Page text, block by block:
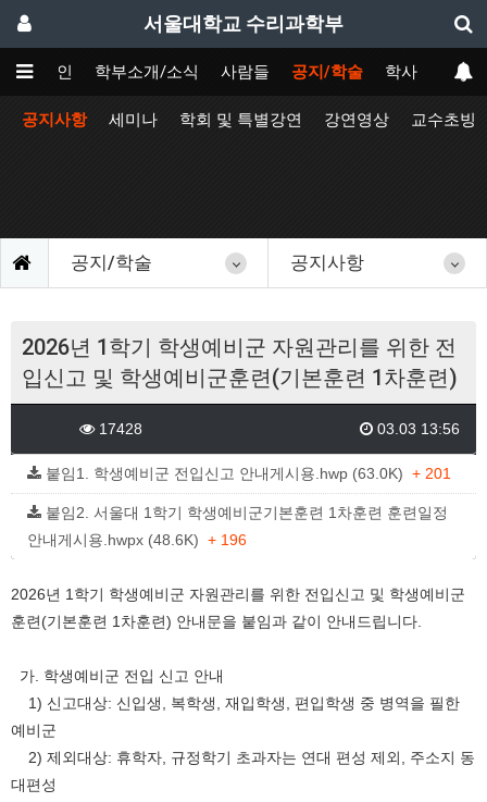
서울대학교 수리과학부
메인 학부소개/소식 사람들 공지/학술 학사
공지사항 세미나 학회 및 특별강연 강연영상 교수초빙
공지/학술 공지사항
2026년 1학기 학생예비군 자원관리를 위한 전
입신고 및 학생예비군훈련(기본훈련 1차훈련)
17428 03.03 13:56
붙임1. 학생예비군 전입신고 안내게시용.hwp (63.0K) + 201
붙임2. 서울대 1학기 학생예비군기본훈련 1차훈련 훈련일정
안내게시용.hwpx (48.6K) + 196
2026년 1학기 학생예비군 자원관리를 위한 전입신고 및 학생예비군
훈련(기본훈련 1차훈련) 안내문을 붙임과 같이 안내드립니다.
가. 학생예비군 전입 신고 안내
1) 신고대상: 신입생, 복학생, 재입학생, 편입학생 중 병역을 필한
예비군
2) 제외대상: 휴학자, 규정학기 초과자는 연대 편성 제외, 주소지 동
대편성